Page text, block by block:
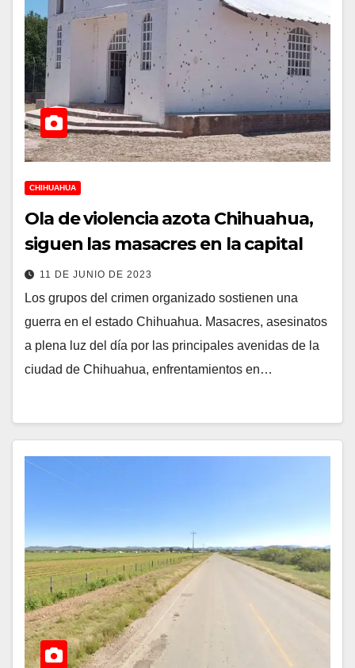
CHIHUAHUA
Ola de violencia azota Chihuahua,
siguen las masacres en la capital
11 DE JUNIO DE 2023
Los grupos del crimen organizado sostienen una
guerra en el estado Chihuahua. Masacres, asesinatos
a plena luz del día por las principales avenidas de la
ciudad de Chihuahua, enfrentamientos en…